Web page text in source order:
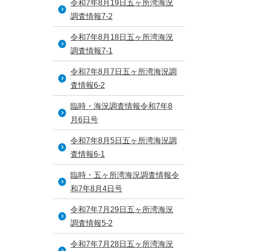
令和7年8月19日五ヶ所湾海況
調査情報7-2
令和7年8月18日五ヶ所湾海況
調査情報7-1
令和7年8月7日五ヶ所湾海況調
査情報6-2
臨時・海況調査情報令和7年8
月6日号
令和7年8月5日五ヶ所湾海況調
査情報6-1
臨時・五ヶ所湾海況調査情報令
和7年8月4日号
令和7年7月29日五ヶ所湾海況
調査情報5-2
令和7年7月28日五ヶ所湾海況